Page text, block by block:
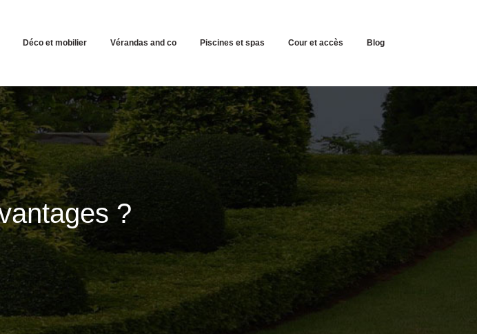
Déco et mobilier Vérandas and co Piscines et spas Cour et accès Blog
?